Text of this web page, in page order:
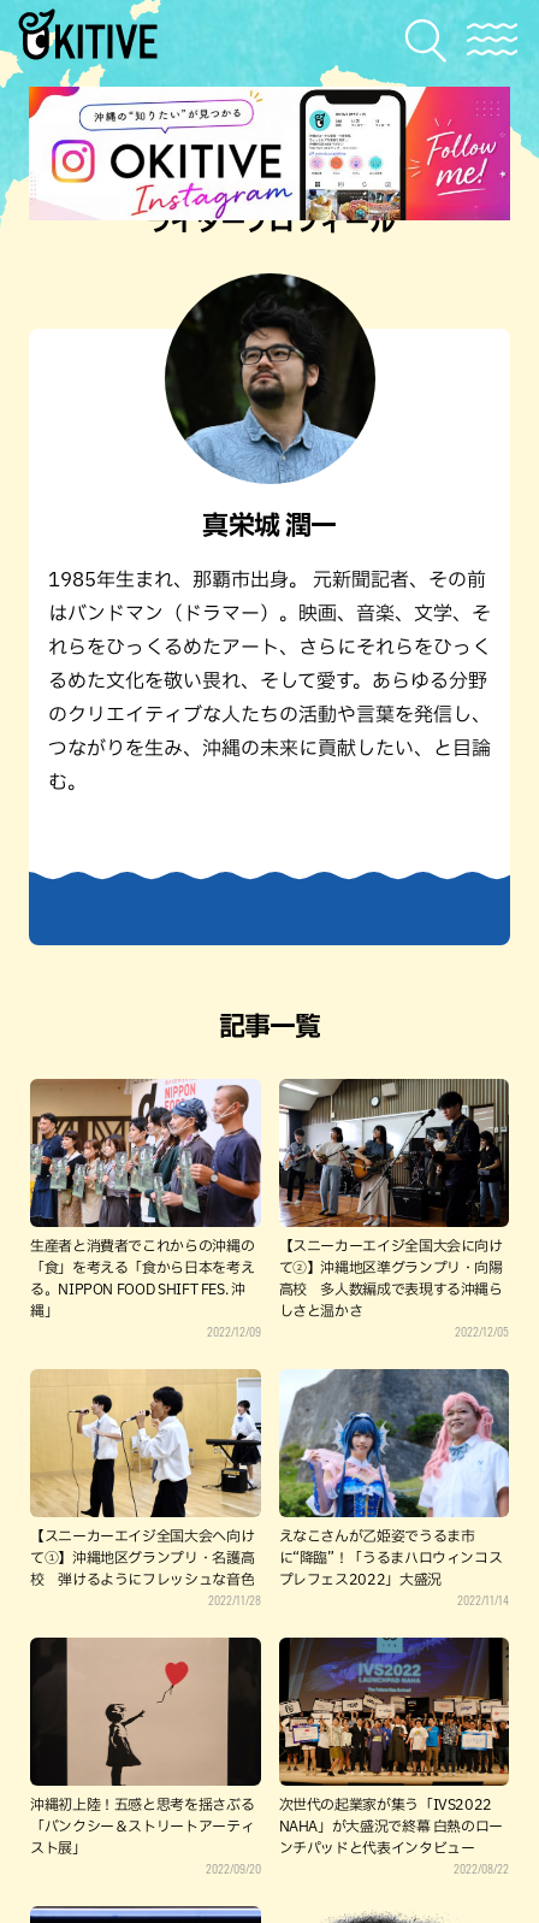
ライタープロフィール
真栄城 潤一
1985年生まれ、那覇市出身。 元新聞記者、その前
はバンドマン（ドラマー）。映画、音楽、文学、そ
れらをひっくるめたアート、さらにそれらをひっく
るめた文化を敬い畏れ、そして愛す。あらゆる分野
のクリエイティブな人たちの活動や言葉を発信し、
つながりを生み、沖縄の未来に貢献したい、と目論
む。
記事一覧
生産者と消費者でこれからの沖縄の
「食」を考える「食から日本を考え
る。NIPPON FOOD SHIFT FES. 沖
縄」
2022/12/09
【スニーカーエイジ全国大会に向け
て②】沖縄地区準グランプリ・向陽
高校 多人数編成で表現する沖縄ら
しさと温かさ
2022/12/05
【スニーカーエイジ全国大会へ向け
て①】沖縄地区グランプリ・名護高
校 弾けるようにフレッシュな音色
2022/11/28
えなこさんが乙姫姿でうるま市
に“降臨”！「うるまハロウィンコス
プレフェス2022」大盛況
2022/11/14
沖縄初上陸！五感と思考を揺さぶる
「バンクシー＆ストリートアーティ
スト展」
2022/09/20
次世代の起業家が集う「IVS2022
NAHA」が大盛況で終幕 白熱のロー
ンチパッドと代表インタビュー
2022/08/22